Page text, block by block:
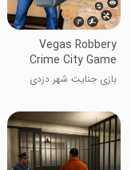
Vegas Robbery
Crime City Game
بازی جنایت شهر دزدی